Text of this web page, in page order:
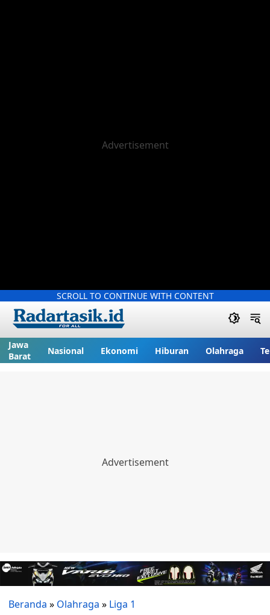
SCROLL TO CONTINUE WITH CONTENT
Jawa
Barat
Nasional Ekonomi Hiburan Olahraga
Beranda » Olahraga » Liga 1